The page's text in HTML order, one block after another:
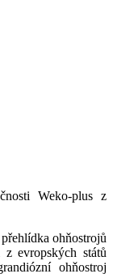
Weko-plus z
ohňostrojů
z evropských států
ohňostroj